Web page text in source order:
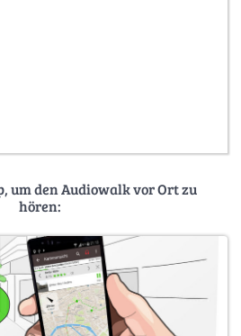
um den Audiowalk vor Ort zu
hören: